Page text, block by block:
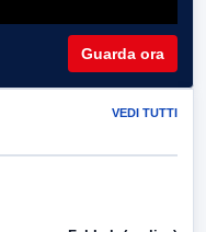
Guarda ora
VEDI TUTTI